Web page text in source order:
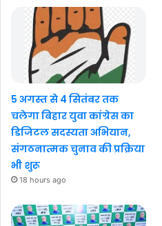
5 अगस्त से 4 सितंबर तक
चलेगा बिहार युवा कांग्रेस का
डिजिटल सदस्यता अभियान,
संगठनात्मक चुनाव की प्रक्रिया
भी शुरू
18 hours ago